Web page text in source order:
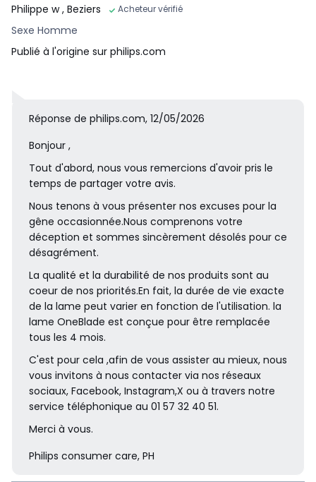
Se charge partout et à tout moment
e qui est idéal au quotidien et en voyage.
Système de protection clipsable pour zones
sensibles
Fixez le système de protection pour une sécurité supplémen
taire pour les zones sensibles.
Philippe w, Beziers Acheteur vérifié
Sexe Homme
Publié à l'origine sur philips.com
Réponse de philips.com, 12/05/2026
Bonjour ,
Tout d'abord, nous vous remercions d'avoir pris le
temps de partager votre avis.
Nous tenons à vous présenter nos excuses pour la
gêne occasionnée.Nous comprenons votre
déception et sommes sincèrement désolés pour ce
désagrément.
La qualité et la durabilité de nos produits sont au
coeur de nos priorités.En fait, la durée de vie exacte
de la lame peut varier en fonction de l'utilisation. la
lame OneBlade est conçue pour être remplacée
tous les 4 mois.
C'est pour cela ,afin de vous assister au mieux, nous
vous invitons à nous contacter via nos réseaux
sociaux, Facebook, Instagram,X ou à travers notre
service téléphonique au 01 57 32 40 51.
Merci à vous.
Philips consumer care, PH